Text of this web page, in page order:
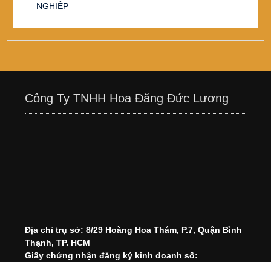
NGHIỆP
Công Ty TNHH Hoa Đăng Đức Lương
Địa chỉ trụ sở: 8/29 Hoàng Hoa Thám, P.7, Quận Bình
Thạnh, TP. HCM
Giấy chứng nhận đăng ký kinh doanh số: